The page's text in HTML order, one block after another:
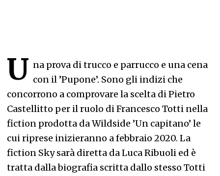
U na prova di trucco e parrucco e una cena
con il ’Pupone’. Sono gli indizi che
concorrono a comprovare la scelta di Pietro
Castellitto per il ruolo di Francesco Totti nella
fiction prodotta da Wildside ’Un capitano’ le
cui riprese inizieranno a febbraio 2020. La
fiction Sky sarà diretta da Luca Ribuoli ed è
tratta dalla biografia scritta dallo stesso Totti